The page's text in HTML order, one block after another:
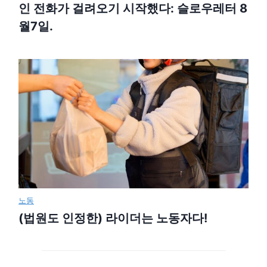
인 전화가 걸려오기 시작했다: 슬로우레터 8
월7일.
노동
(법원도 인정한) 라이더는 노동자다!